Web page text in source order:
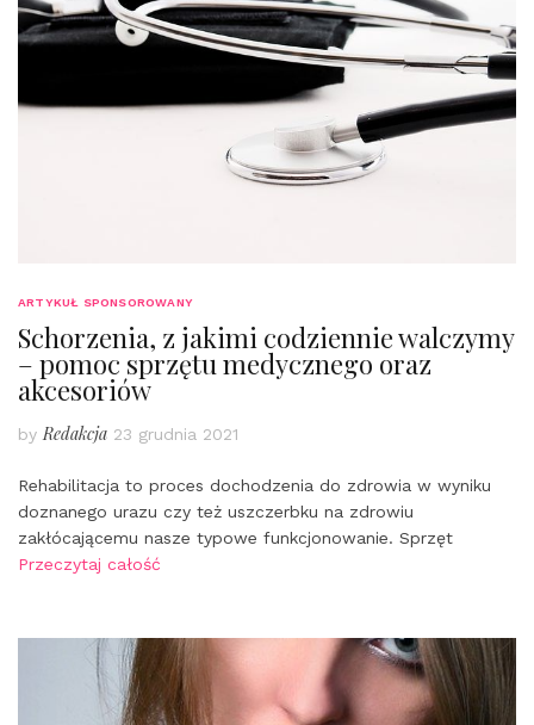
ARTYKUŁ SPONSOROWANY
Schorzenia, z jakimi codziennie walczymy
– pomoc sprzętu medycznego oraz
akcesoriów
by Redakcja 23 grudnia 2021
Rehabilitacja to proces dochodzenia do zdrowia w wyniku
doznanego urazu czy też uszczerbku na zdrowiu
zakłócającemu nasze typowe funkcjonowanie. Sprzęt
Przeczytaj całość